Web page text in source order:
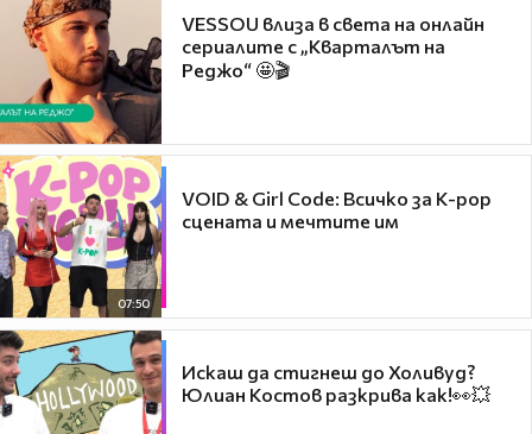
VESSOU влиза в света на онлайн
сериалите с „Кварталът на
Реджо“ 🤩🎬
07:50
VOID & Girl Code: Всичко за K-pop
сцената и мечтите им
Искаш да стигнеш до Холивуд?
Юлиан Костов разкрива как!👀💥